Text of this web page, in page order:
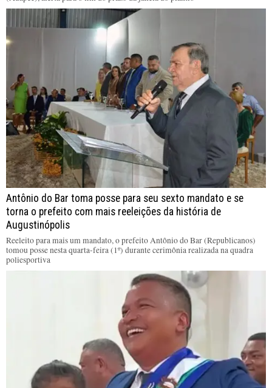
Antônio do Bar toma posse para seu sexto mandato e se
torna o prefeito com mais reeleições da história de
Augustinópolis
Reeleito para mais um mandato, o prefeito Antônio do Bar (Republicanos)
tomou posse nesta quarta-feira (1º) durante cerimônia realizada na quadra
poliesportiva